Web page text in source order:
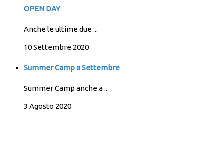
OPEN DAY
Anche le ultime due ...
10 Settembre 2020
Summer Camp a Settembre
Summer Camp anche a ...
3 Agosto 2020